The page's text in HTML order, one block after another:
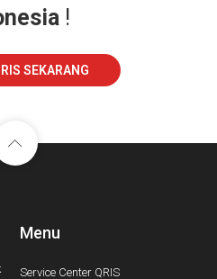
!
SEKARANG
Menu
Service Center QRIS